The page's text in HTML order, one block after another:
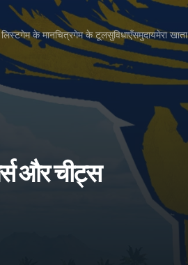
गेम के मानचित्रगेम के टूलसुविधाएँसमुदायमेरा खाता
और चीट्स